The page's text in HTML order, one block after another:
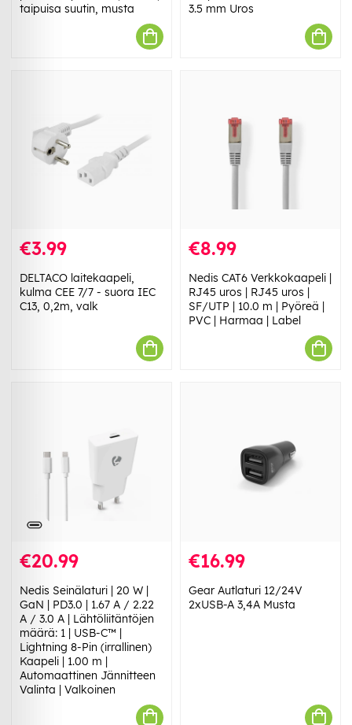
taipuisa suutin, musta
3.5 mm Uros
€3.99
DELTACO laitekaapeli,
kulma CEE 7/7 - suora IEC
C13, 0,2m, valk
€8.99
Nedis CAT6 Verkkokaapeli |
RJ45 uros | RJ45 uros |
SF/UTP | 10.0 m | Pyöreä |
PVC | Harmaa | Label
€20.99
Nedis Seinälaturi | 20 W |
GaN | PD3.0 | 1.67 A / 2.22
A / 3.0 A | Lähtöliitäntöjen
määrä: 1 | USB-C™ |
Lightning 8-Pin (irrallinen)
Kaapeli | 1.00 m |
Automaattinen Jännitteen
Valinta | Valkoinen
€16.99
Gear Autlaturi 12/24V
2xUSB-A 3,4A Musta